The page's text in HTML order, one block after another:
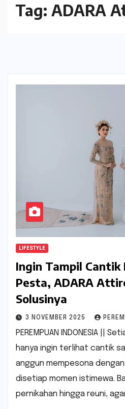
Tag: ADARA
LIFESTYLE
Ingin Tampil Cantik
Pesta, ADARA
Solusinya
3 NOVEMBER 2025
PEREMPUAN INDONESIA ||
hanya ingin terlihat cantik
anggun mempesona
disetiap momen istimewa.
pernikahan hingga reuni,